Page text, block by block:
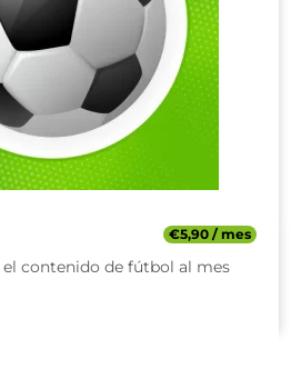
€5,90 / mes
contenido de fútbol al mes